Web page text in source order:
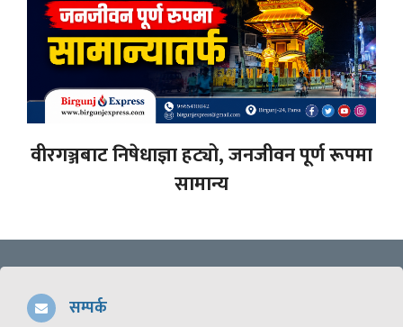
वीरगञ्जबाट निषेधाज्ञा हट्यो, जनजीवन पूर्ण रूपमा
सामान्य
सम्पर्क